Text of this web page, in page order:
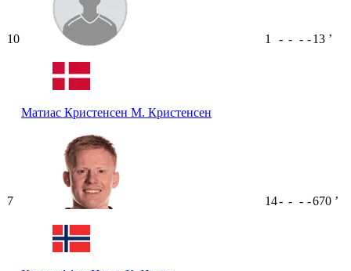
10
Матиас Кристенсен М. Кристенсен
1 - - - -13 ʼ
7 14- - - -670 ʼ